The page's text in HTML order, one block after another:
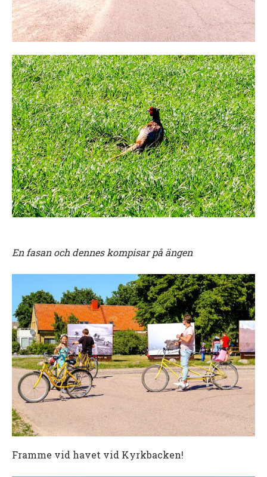
En fasan och dennes kompisar på ängen
Framme vid havet vid Kyrkbacken!